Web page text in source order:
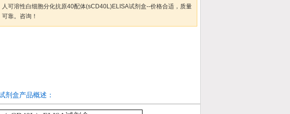
人可溶性白细胞分化抗原40配体(sCD40L)ELISA试剂盒--价格合适，质量
可靠。咨询！
剂盒产品概述：